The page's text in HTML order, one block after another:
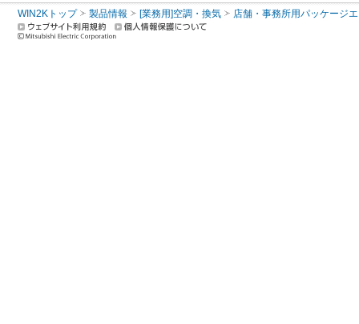
WIN2Kトップ 製品情報 [業務用]空調・換気 店舗・事務所用パッケージ